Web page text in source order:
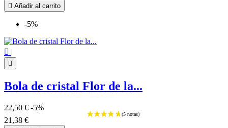
 Añadir al carrito
-5%


Bola de cristal Flor de la...
22,50 € -5%
21,38 €